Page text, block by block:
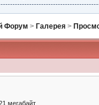
Форум > Галерея >
мегабайт